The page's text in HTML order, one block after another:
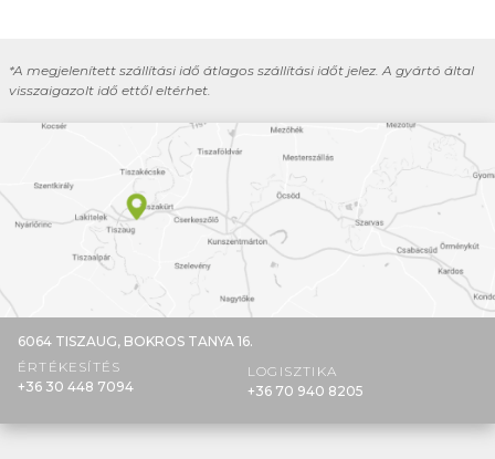
*A megjelenített szállítási idő átlagos szállítási időt jelez. A gyártó által
visszaigazolt idő ettől eltérhet.
6064 TISZAUG, BOKROS TANYA 16.
ÉRTÉKESÍTÉS
+36 30 448 7094
LOGISZTIKA
+36 70 940 8205